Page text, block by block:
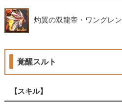
灼翼の双龍帝・ワングレン
覚醒スルト
【スキル】